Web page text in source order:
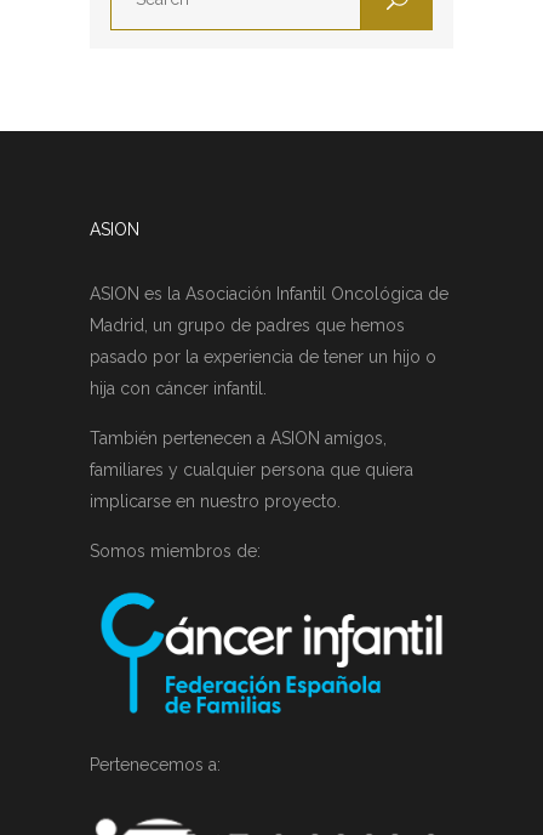
ASION
ASION es la Asociación Infantil Oncológica de
Madrid, un grupo de padres que hemos
pasado por la experiencia de tener un hijo o
hija con cáncer infantil.
También pertenecen a ASION amigos,
familiares y cualquier persona que quiera
implicarse en nuestro proyecto.
Somos miembros de:
Pertenecemos a: